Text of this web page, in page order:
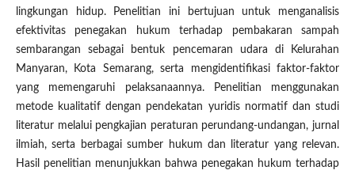
lingkungan hidup. Penelitian ini bertujuan untuk menganalisis
efektivitas penegakan hukum terhadap pembakaran sampah
sembarangan sebagai bentuk pencemaran udara di Kelurahan
Manyaran, Kota Semarang, serta mengidentifikasi faktor-faktor
yang memengaruhi pelaksanaannya. Penelitian menggunakan
metode kualitatif dengan pendekatan yuridis normatif dan studi
literatur melalui pengkajian peraturan perundang-undangan, jurnal
ilmiah, serta berbagai sumber hukum dan literatur yang relevan.
Hasil penelitian menunjukkan bahwa penegakan hukum terhadap